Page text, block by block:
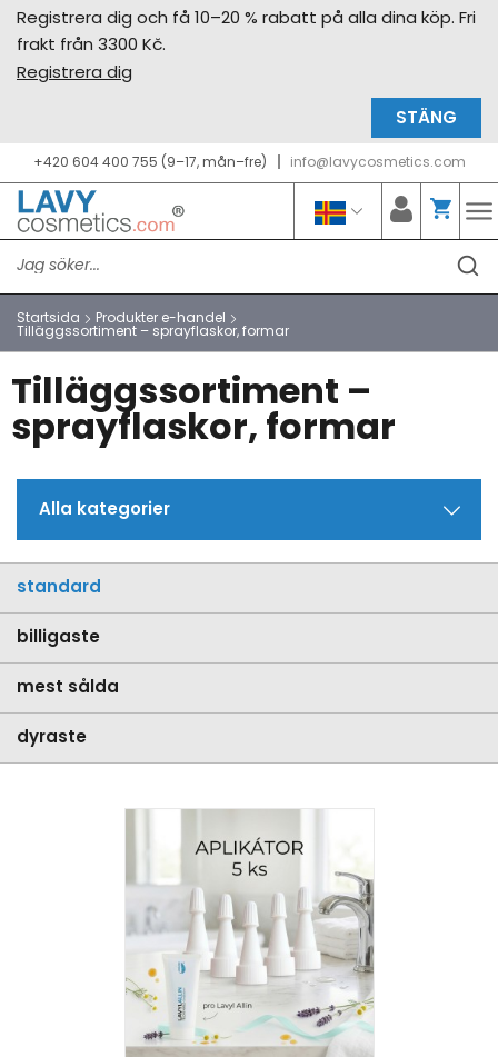
Registrera dig och få 10–20 % rabatt på alla dina köp. Fri
frakt från 3300 Kč.
Registrera dig
STÄNG
+420 604 400 755 (9–17, mån–fre) info@lavycosmetics.com
Startsida
Produkter e-handel
Tilläggssortiment – sprayflaskor, formar
Tilläggssortiment –
sprayflaskor, formar
standard
billigaste
mest sålda
dyraste
Alla kategorier